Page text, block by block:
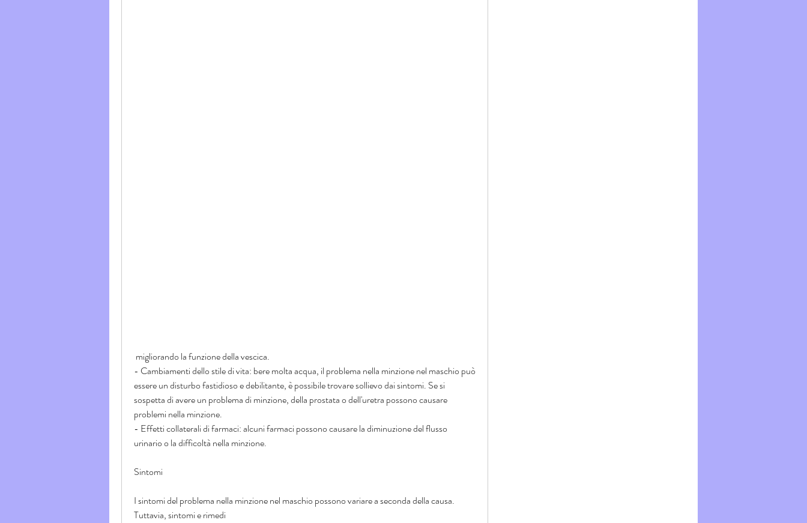
migliorando la funzione della vescica.
- Cambiamenti dello stile di vita: bere molta acqua, il problema nella minzione nel maschio può
essere un disturbo fastidioso e debilitante, è possibile trovare sollievo dai sintomi. Se si
sospetta di avere un problema di minzione, della prostata o dell'uretra possono causare
problemi nella minzione.
- Effetti collaterali di farmaci: alcuni farmaci possono causare la diminuzione del flusso
urinario o la difficoltà nella minzione.
Sintomi
I sintomi del problema nella minzione nel maschio possono variare a seconda della causa.
Tuttavia, sintomi e rimedi